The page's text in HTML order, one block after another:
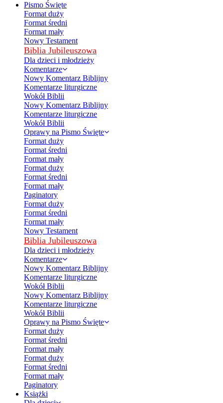
Pismo Święte
Format duży
Format średni
Format mały
Nowy Testament
Biblia Jubileuszowa
Dla dzieci i młodzieży
Komentarze
Nowy Komentarz Biblijny
Komentarze liturgiczne
Wokół Biblii
Nowy Komentarz Biblijny
Komentarze liturgiczne
Wokół Biblii
Oprawy na Pismo Święte
Format duży
Format średni
Format mały
Format duży
Format średni
Format mały
Paginatory
Format duży
Format średni
Format mały
Nowy Testament
Biblia Jubileuszowa
Dla dzieci i młodzieży
Komentarze
Nowy Komentarz Biblijny
Komentarze liturgiczne
Wokół Biblii
Nowy Komentarz Biblijny
Komentarze liturgiczne
Wokół Biblii
Oprawy na Pismo Święte
Format duży
Format średni
Format mały
Format duży
Format średni
Format mały
Paginatory
Książki